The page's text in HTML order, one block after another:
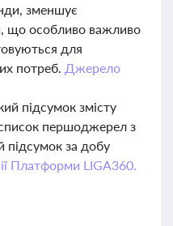
зменшує
що особливо важливо
для
потреб. Джерело
підсумок змісту
першоджерел з
за добу
Платформи LIGA360.